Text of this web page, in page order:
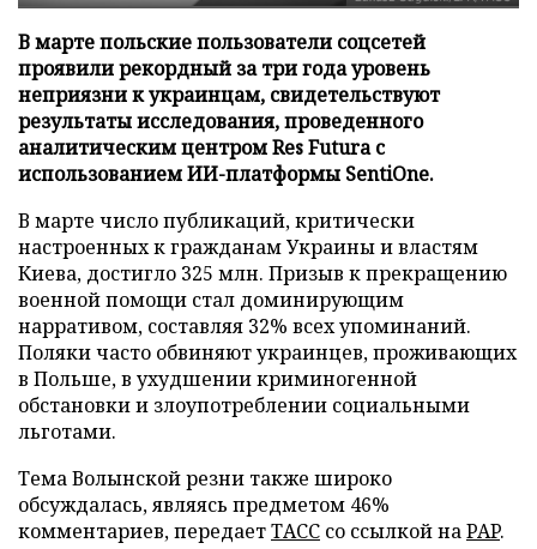
В марте польские пользователи соцсетей
проявили рекордный за три года уровень
неприязни к украинцам, свидетельствуют
результаты исследования, проведенного
аналитическим центром Res Futura с
использованием ИИ-платформы SentiOne.
В марте число публикаций, критически
настроенных к гражданам Украины и властям
Киева, достигло 325 млн. Призыв к прекращению
военной помощи стал доминирующим
нарративом, составляя 32% всех упоминаний.
Поляки часто обвиняют украинцев, проживающих
в Польше, в ухудшении криминогенной
обстановки и злоупотреблении социальными
льготами.
Тема Волынской резни также широко
обсуждалась, являясь предметом 46%
комментариев, передаетТАСС со ссылкой наPAP.